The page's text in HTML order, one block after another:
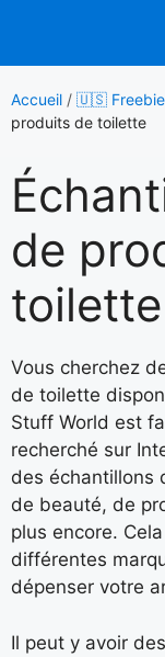
contenu
Accueil / 🇺🇸
produits de toilette
de
toilette
Vous cherchez
de toilette
Stuff World est
recherché sur
des échantillons
de beauté, de
plus encore.
différentes
dépenser votre
Il peut y avoir